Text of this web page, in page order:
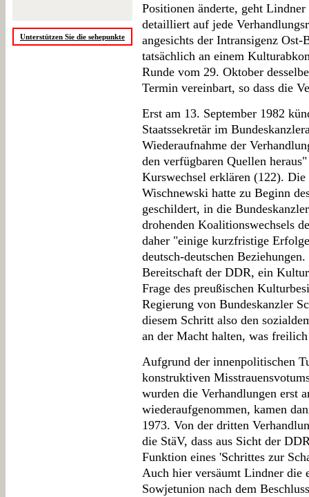
Unterstützen Sie die sehepunkte
Positionen änderte, geht
detailliert auf jede
angesichts der Intransigenz
tatsächlich an einem
Runde vom 29. Oktober
Termin vereinbart, so dass die
Erst am 13. September 1982
Staatssekretär im
Wiederaufnahme der
den verfügbaren Quellen
Kurswechsel erklären (122).
Wischnewski hatte zu Beginn
geschildert, in die
drohenden Koalitionswechsels
daher "einige kurzfristige
deutsch-deutschen
Bereitschaft der DDR, ein
Frage des preußischen
Regierung von Bundeskanzler
diesem Schritt also den
an der Macht halten, was
Aufgrund der innenpolitischen
konstruktiven
wurden die Verhandlungen erst
wiederaufgenommen, kamen
1973. Von der dritten
die StäV, dass aus Sicht der
Funktion eines 'Schrittes zur
Auch hier versäumt Lindner die
Sowjetunion nach dem